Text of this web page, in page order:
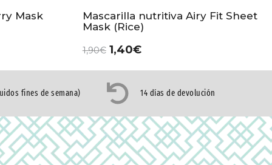
Mask
Mascarilla nutritiva Airy Fit Sheet
Mask (Rice)
1,90€ 1,40€
fines de semana) 14 días de devolución